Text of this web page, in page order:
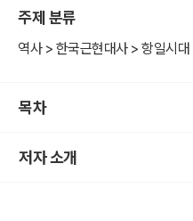
주제 분류
역사 > 한국근현대사 > 항일시대
목차
저자 소개